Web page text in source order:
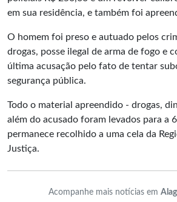
em sua residência, e também foi
O homem foi preso e autuado pelos
drogas, posse ilegal de arma de fogo e
última acusação pelo fato de tentar
segurança pública.
Todo o material apreendido - drogas,
além do acusado foram levados para a
permanece recolhido a uma cela da
Justiça.
Acompanhe mais notícias em